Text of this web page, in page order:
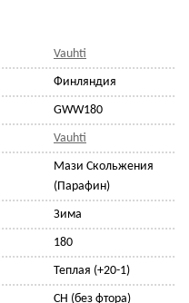
Vauhti
Финляндия
GWW180
Vauhti
Мази Скольжения
(Парафин)
Зима
180
Теплая (+20-1)
CH (без фтора)